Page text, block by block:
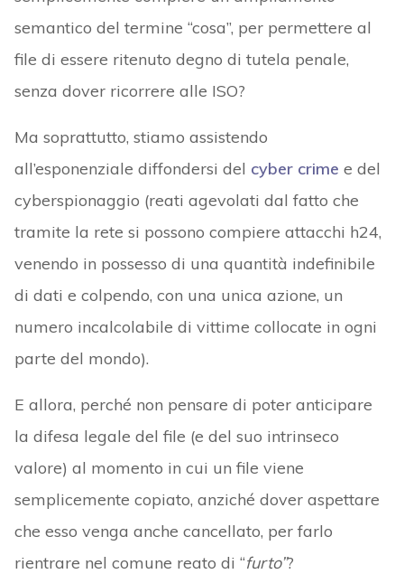
semantico del termine “cosa”, per permettere al
file di essere ritenuto degno di tutela penale,
senza dover ricorrere alle ISO?
Ma soprattutto, stiamo assistendo
all’esponenziale diffondersi del cyber crime e del
cyberspionaggio (reati agevolati dal fatto che
tramite la rete si possono compiere attacchi h24,
venendo in possesso di una quantità indefinibile
di dati e colpendo, con una unica azione, un
numero incalcolabile di vittime collocate in ogni
parte del mondo).
E allora, perché non pensare di poter anticipare
la difesa legale del file (e del suo intrinseco
valore) al momento in cui un file viene
semplicemente copiato, anziché dover aspettare
che esso venga anche cancellato, per farlo
rientrare nel comune reato di “furto”?